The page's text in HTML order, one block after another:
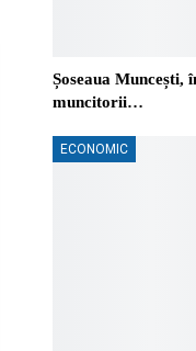
Șoseaua Muncești,
muncitorii…
ECONOMIC